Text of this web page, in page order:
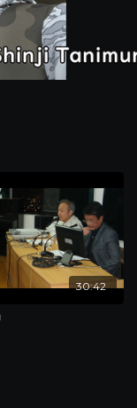
30:42